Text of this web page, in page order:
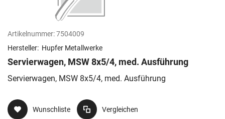
Artikelnummer:7504009
Hersteller: Hupfer Metallwerke
Servierwagen, MSW 8x5/4, med. Ausführung
Servierwagen, MSW 8x5/4, med. Ausführung
Wunschliste Vergleichen